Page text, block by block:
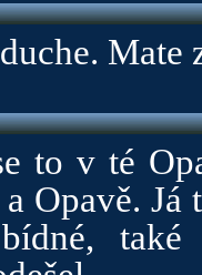
Mate
to v té
Opavě.